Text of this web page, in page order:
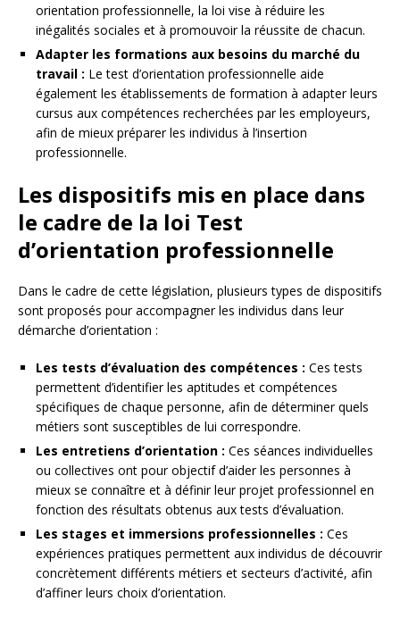
orientation professionnelle, la loi vise à réduire les
inégalités sociales et à promouvoir la réussite de chacun.
Adapter les formations aux besoins du marché du
travail : Le test d’orientation professionnelle aide
également les établissements de formation à adapter leurs
cursus aux compétences recherchées par les employeurs,
afin de mieux préparer les individus à l’insertion
professionnelle.
Les dispositifs mis en place dans
le cadre de la loi Test
d’orientation professionnelle
Dans le cadre de cette législation, plusieurs types de dispositifs
sont proposés pour accompagner les individus dans leur
démarche d’orientation :
Les tests d’évaluation des compétences : Ces tests
permettent d’identifier les aptitudes et compétences
spécifiques de chaque personne, afin de déterminer quels
métiers sont susceptibles de lui correspondre.
Les entretiens d’orientation : Ces séances individuelles
ou collectives ont pour objectif d’aider les personnes à
mieux se connaître et à définir leur projet professionnel en
fonction des résultats obtenus aux tests d’évaluation.
Les stages et immersions professionnelles : Ces
expériences pratiques permettent aux individus de découvrir
concrètement différents métiers et secteurs d’activité, afin
d’affiner leurs choix d’orientation.